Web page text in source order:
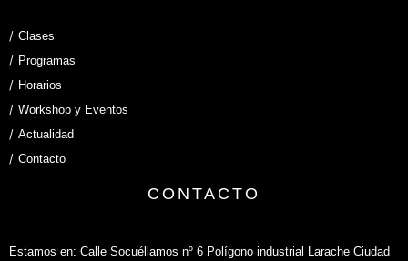
Clases
Programas
Horarios
Workshop y Eventos
Actualidad
Contacto
CONTACTO
Estamos en: Calle Socuéllamos nº 6 Polígono industrial Larache Ciudad